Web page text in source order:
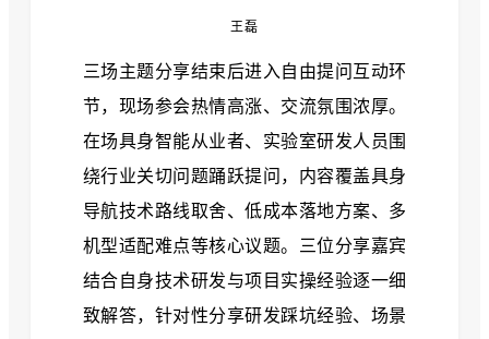
王磊
三场主题分享结束后进入自由提问互动环
节，现场参会热情高涨、交流氛围浓厚。
在场具身智能从业者、实验室研发人员围
绕行业关切问题踊跃提问，内容覆盖具身
导航技术路线取舍、低成本落地方案、多
机型适配难点等核心议题。三位分享嘉宾
结合自身技术研发与项目实操经验逐一细
致解答，针对性分享研发踩坑经验、场景